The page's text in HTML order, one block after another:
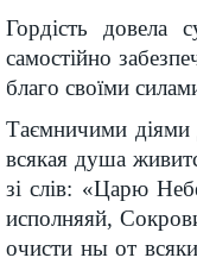
Гордість
самостійно
благо своїми
Таємничими
всякая душа
зі слів: «Царю
исполняяй,
очисти ны от